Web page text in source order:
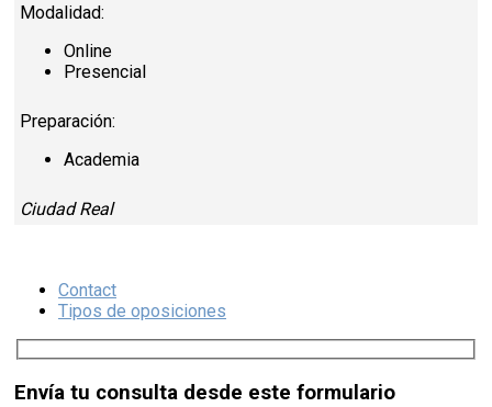
Modalidad:
Online
Presencial
Preparación:
Academia
Ciudad Real
Contact
Tipos de oposiciones
Envía tu consulta desde este formulario